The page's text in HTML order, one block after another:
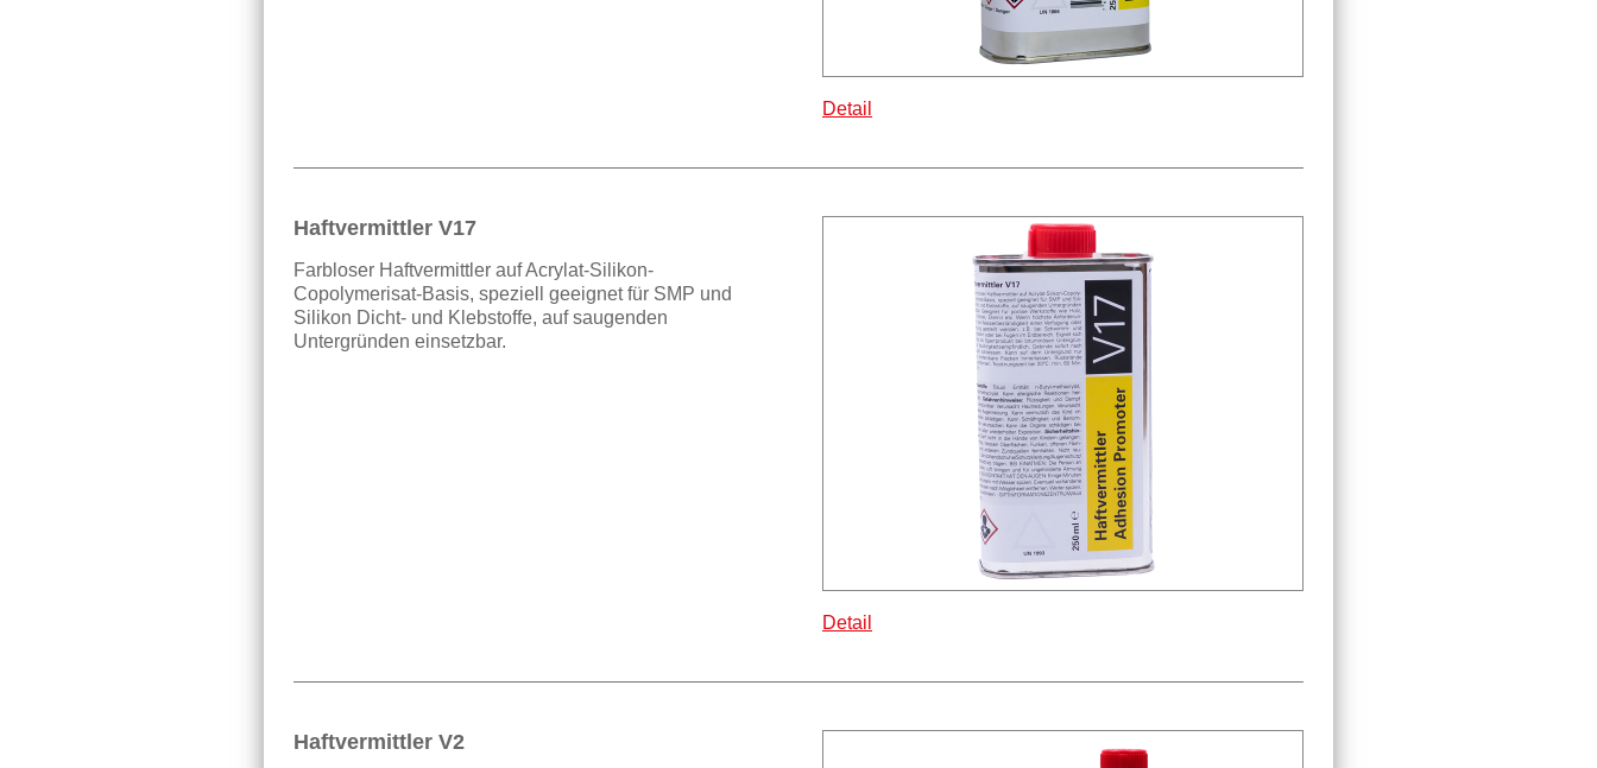
Detail
Haftvermittler V17
Farbloser Haftvermittler auf Acrylat-Silikon-
Copolymerisat-Basis, speziell geeignet für SMP und
Silikon Dicht- und Klebstoffe, auf saugenden
Untergründen einsetzbar.
Detail
Haftvermittler V2